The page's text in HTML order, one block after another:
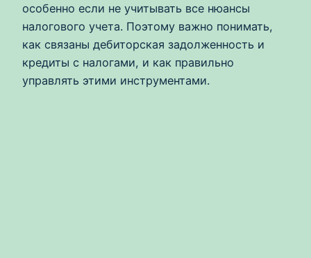
особенно если не учитывать все нюансы
налогового учета. Поэтому важно понимать,
как связаны дебиторская задолженность и
кредиты с налогами, и как правильно
управлять этими инструментами.